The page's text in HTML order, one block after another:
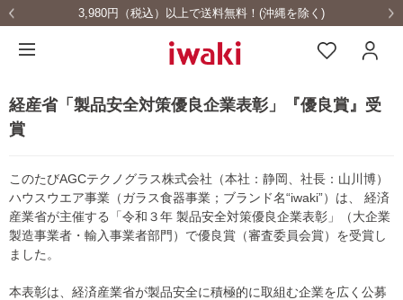
3,980円（税込）以上で送料無料！(沖縄を除く)
経産省「製品安全対策優良企業表彰」『優良賞』受
賞
このたびAGCテクノグラス株式会社（本社：静岡、社長：山川博）
ハウスウエア事業（ガラス食器事業；ブランド名“iwaki”）は、 経済
産業省が主催する「令和３年 製品安全対策優良企業表彰」（大企業
製造事業者・輸入事業者部門）で優良賞（審査委員会賞）を受賞し
ました。
本表彰は、経済産業省が製品安全に積極的に取組む企業を広く公募